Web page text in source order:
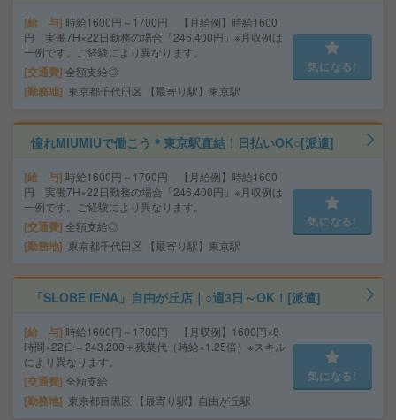
給 与 時給1600円～1700円 【月給例】時給1600
円 実働7H×22日勤務の場合「246,400円」※月収例は
一例です。ご経験により異なります。
交通費 全額支給◎
勤務地 東京都千代田区 【最寄り駅】東京駅
気になる!
憧れMIUMIUで働こう＊東京駅直結！日払いOK○[派遣]
給 与 時給1600円～1700円 【月給例】時給1600
円 実働7H×22日勤務の場合「246,400円」※月収例は
一例です。ご経験により異なります。
交通費 全額支給◎
勤務地 東京都千代田区 【最寄り駅】東京駅
気になる!
「SLOBE IENA」自由が丘店｜○週3日～OK！[派遣]
給 与 時給1600円～1700円 【月収例】1600円×8
時間×22日＝243,200＋残業代（時給×1.25倍）※スキル
により異なります。
交通費 全額支給
勤務地 東京都目黒区 【最寄り駅】自由が丘駅
気になる!